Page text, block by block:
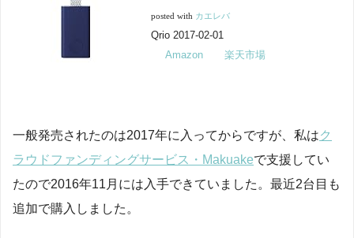
posted with カエレバ
Qrio 2017-02-01
Amazon
楽天市場
一般発売されたのは2017年に入ってからですが、私はク
ラウドファンディングサービス・Makuakeで支援してい
たので2016年11月には入手できていました。最近2台目も
追加で購入しました。